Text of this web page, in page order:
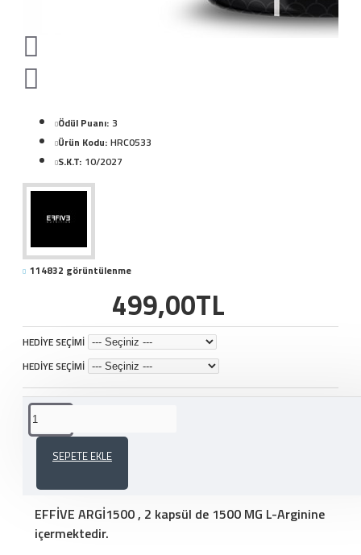
Ödül Puanı: 3
Ürün Kodu: HRC0533
S.K.T: 10/2027
114832 görüntülenme
499,00TL
HEDİYE SEÇİMİ
HEDİYE SEÇİMİ
SEPETE EKLE
EFFİVE ARGI1500 - 120 KAPSÜL
EFFİVE ARGİ1500 , 2 kapsül de 1500 MG L-Arginine
içermektedir.